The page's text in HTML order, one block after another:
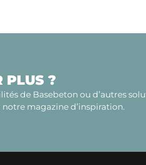
PLUS ?
de Basebeton ou d’autres
magazine d’inspiration.